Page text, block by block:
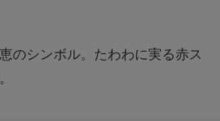
のシンボル。たわわに実る赤ス